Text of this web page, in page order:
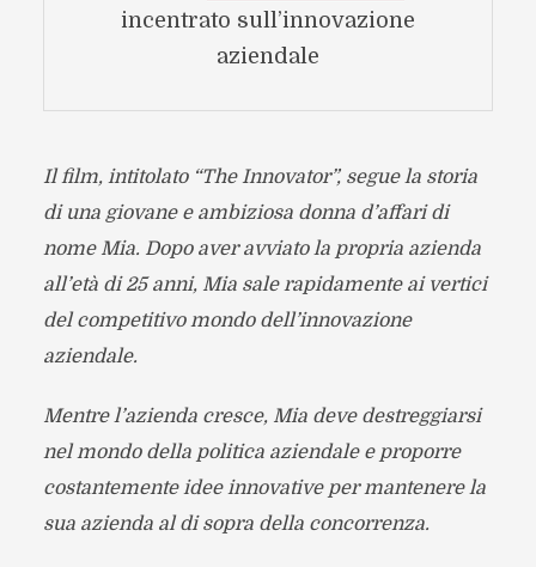
incentrato sull’innovazione
aziendale
Il film, intitolato “The Innovator”, segue la storia
di una giovane e ambiziosa donna d’affari di
nome Mia. Dopo aver avviato la propria azienda
all’età di 25 anni, Mia sale rapidamente ai vertici
del competitivo mondo dell’innovazione
aziendale.
Mentre l’azienda cresce, Mia deve destreggiarsi
nel mondo della politica aziendale e proporre
costantemente idee innovative per mantenere la
sua azienda al di sopra della concorrenza.